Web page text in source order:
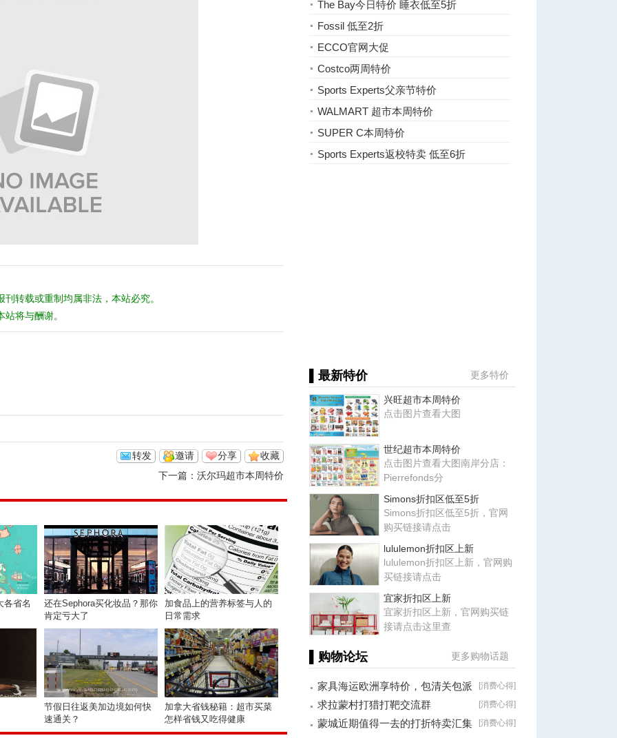
转载或重制均属非法，本站必究。
将与酬谢。
收藏
分享
邀请
转发
下一篇： 沃尔玛超市本周特价
各省名
还在Sephora买化妆品？那你
肯定亏大了
加食品上的营养标签与人的
日常需求
节假日往返美加边境如何快
速通关？
加拿大省钱秘籍：超市买菜
怎样省钱又吃得健康
The Bay今日特价 睡衣低至5折
Fossil 低至2折
ECCO官网大促
Costco两周特价
Sports Experts父亲节特价
WALMART 超市本周特价
SUPER C本周特价
Sports Experts返校特卖 低至6折
▌最新特价 更多特价
兴旺超市本周特价
点击图片查看大图
世纪超市本周特价
点击图片查看大图南岸分店：
Pierrefonds分
Simons折扣区低至5折
Simons折扣区低至5折，官网
购买链接请点击
lululemon折扣区上新
lululemon折扣区上新，官网购
买链接请点击
宜家折扣区上新
宜家折扣区上新，官网购买链
接请点击这里查
▌购物论坛 更多购物话题
[消费心得]
家具海运欧洲享特价，包清关包派
送一站式
[消费心得]
求拉蒙村打猎打靶交流群
[消费心得]
蒙城近期值得一去的打折特卖汇集